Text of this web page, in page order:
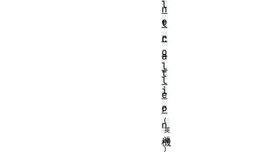
l
o
c
a
t
i
o
n
機
n
t
r
o
l
l
e
r